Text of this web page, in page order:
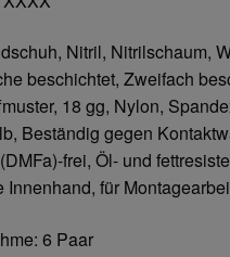
Nitril, Nitrilschaum,
beschichtet, Zweifach
18 gg, Nylon,
Beständig gegen
frei, Öl- und
Innenhand, für
6 Paar